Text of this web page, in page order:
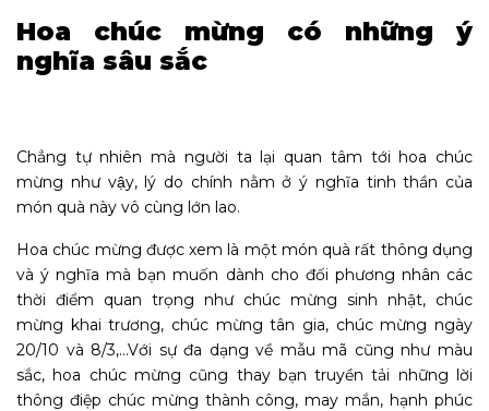
Hoa chúc mừng có những ý
nghĩa sâu sắc
Chẳng tự nhiên mà người ta lại quan tâm tới hoa chúc
mừng như vậy, lý do chính nằm ở ý nghĩa tinh thần của
món quà này vô cùng lớn lao.
Hoa chúc mừng được xem là một món quà rất thông dụng
và ý nghĩa mà bạn muốn dành cho đối phương nhân các
thời điểm quan trọng như chúc mừng sinh nhật, chúc
mừng khai trương, chúc mừng tân gia, chúc mừng ngày
20/10 và 8/3,…Với sự đa dạng về mẫu mã cũng như màu
sắc, hoa chúc mừng cũng thay bạn truyền tải những lời
thông điệp chúc mừng thành công, may mắn, hạnh phúc